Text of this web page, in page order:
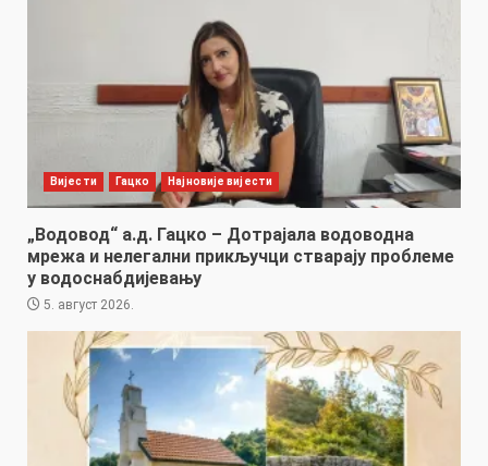
Вијести Гацко Најновије вијести
„Водовод“ а.д. Гацко – Дотрајала водоводна
мрежа и нелегални прикључци стварају проблеме
у водоснабдијевању
5. август 2026.